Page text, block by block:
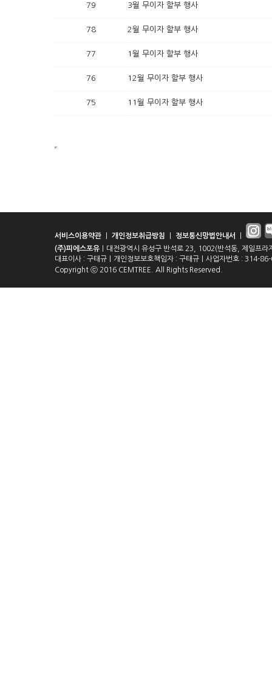
79 3월 무이자 할부 행사
78 2월 무이자 할부 행사
77 1월 무이자 할부 행사
76 12월 무이자 할부 행사
75 11월 무이자 할부 행사
서비스이용약관 개인정보취급방침 정보통신망법안내서
(주)피에스포유 ｜대전광역시 유성구 반석로 23, 1002(반석동, 제일
대표이사 : 구태규｜개인정보보호책임자 : 구태규｜사업자번호 : 314-
Copyright ⓒ 2016 CEMTREE. All Rights Reserved.